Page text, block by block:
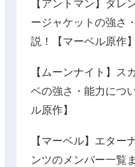
【アントマン】ダレ
ージャケットの強さ
説！【マーベル原作】
【ムーンナイト】ス
ベの強さ・能力につ
ル原作】
【マーベル】エター
ンツのメンバー一覧